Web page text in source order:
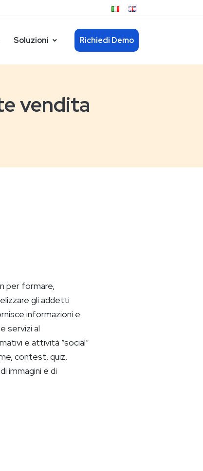
Soluzioni Richiedi Demo
vendita
per formare,
gli addetti
informazioni e
servizi al
e attività “social”
contest, quiz,
immagini e di